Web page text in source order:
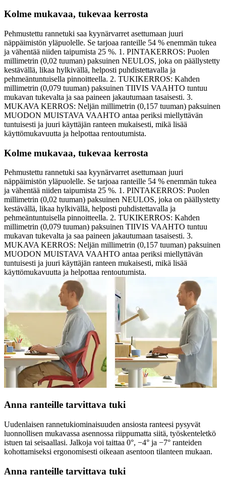
Kolme mukavaa, tukevaa kerrosta
Pehmustettu rannetuki saa kyynärvarret asettumaan juuri
näppäimistön yläpuolelle. Se tarjoaa ranteille 54 % enemmän tukea
ja vähentää niiden taipumista 25 %. 1. PINTAKERROS: Puolen
millimetrin (0,02 tuuman) paksuinen NEULOS, joka on päällystetty
kestävällä, likaa hylkivällä, helposti puhdistettavalla ja
pehmeäntuntuisella pinnoitteella. 2. TUKIKERROS: Kahden
millimetrin (0,079 tuuman) paksuinen TIIVIS VAAHTO tuntuu
mukavan tukevalta ja saa paineen jakautumaan tasaisesti. 3.
MUKAVA KERROS: Neljän millimetrin (0,157 tuuman) paksuinen
MUODON MUISTAVA VAAHTO antaa periksi miellyttävän
tuntuisesti ja juuri käyttäjän ranteen mukaisesti, mikä lisää
käyttömukavuutta ja helpottaa rentoutumista.
Kolme mukavaa, tukevaa kerrosta
Pehmustettu rannetuki saa kyynärvarret asettumaan juuri
näppäimistön yläpuolelle. Se tarjoaa ranteille 54 % enemmän tukea
ja vähentää niiden taipumista 25 %. 1. PINTAKERROS: Puolen
millimetrin (0,02 tuuman) paksuinen NEULOS, joka on päällystetty
kestävällä, likaa hylkivällä, helposti puhdistettavalla ja
pehmeäntuntuisella pinnoitteella. 2. TUKIKERROS: Kahden
millimetrin (0,079 tuuman) paksuinen TIIVIS VAAHTO tuntuu
mukavan tukevalta ja saa paineen jakautumaan tasaisesti. 3.
MUKAVA KERROS: Neljän millimetrin (0,157 tuuman) paksuinen
MUODON MUISTAVA VAAHTO antaa periksi miellyttävän
tuntuisesti ja juuri käyttäjän ranteen mukaisesti, mikä lisää
käyttömukavuutta ja helpottaa rentoutumista.
Anna ranteille tarvittava tuki
Uudenlaisen rannetukiominaisuuden ansiosta ranteesi pysyvät
luonnollisen mukavassa asennossa riippumatta siitä, työskenteletkö
istuen tai seisaallasi. Jalkoja voi taittaa 0°, −4° ja −7° ranteiden
kohottamiseksi ergonomisesti oikeaan asentoon tilanteen mukaan.
Anna ranteille tarvittava tuki